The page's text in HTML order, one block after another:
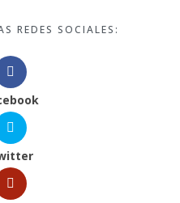
REDES SOCIALES: